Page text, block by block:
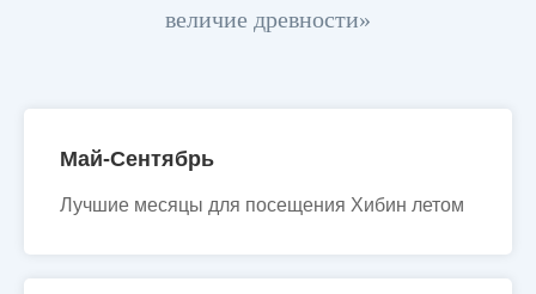
величие древности»
Май-Сентябрь
Лучшие месяцы для посещения Хибин летом